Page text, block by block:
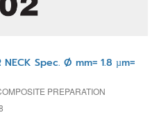
Spec. Ø mm= 1.8 µm=
PREPARATION